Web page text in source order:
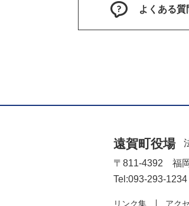
よくある質
遠賀町役場
〒811-4392 福
Tel:093-293-
リンク集 アク